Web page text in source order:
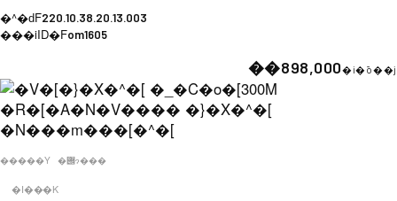
�^�ԁF220.10.38.20.13.003
���iID�Fom1605
��898,000�i�ō��j
�����Y �݌ɂ���
�I���K